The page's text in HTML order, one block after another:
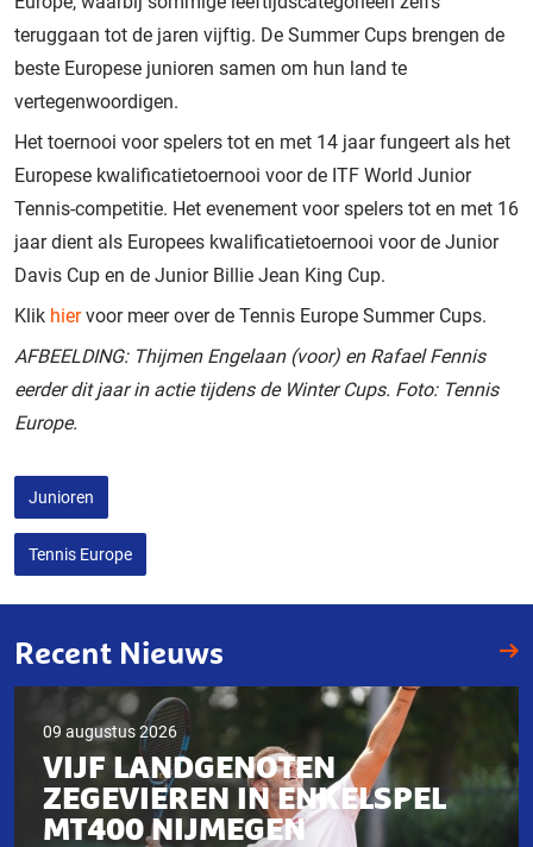
teruggaan tot de jaren vijftig. De Summer Cups brengen de
beste Europese junioren samen om hun land te
vertegenwoordigen.
Het toernooi voor spelers tot en met 14 jaar fungeert als het
Europese kwalificatietoernooi voor de ITF World Junior
Tennis-competitie. Het evenement voor spelers tot en met 16
jaar dient als Europees kwalificatietoernooi voor de Junior
Davis Cup en de Junior Billie Jean King Cup.
Klik hiervoor meer over de Tennis Europe Summer Cups.
AFBEELDING: Thijmen Engelaan (voor) en Rafael Fennis
eerder dit jaar in actie tijdens de Winter Cups. Foto: Tennis
Europe.
Junioren
Tennis Europe
Recent Nieuws
09 augustus 2026
VIJF LANDGENOTEN
ZEGEVIEREN IN ENKELSPEL
MT400 NIJMEGEN